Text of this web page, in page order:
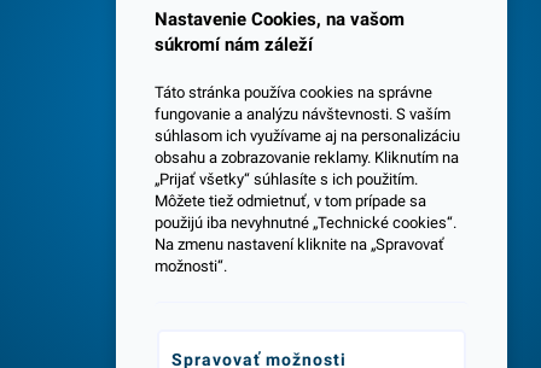
Spokojných 3600 zákazníkov
Centrála a predajňa v Senci
Nastavenie Cookies, na vašom
súkromí nám záleží
Táto stránka používa cookies na správne
fungovanie a analýzu návštevnosti. S vaším
súhlasom ich využívame aj na personalizáciu
obsahu a zobrazovanie reklamy. Kliknutím na
„Prijať všetky“ súhlasíte s ich použitím.
Môžete tiež odmietnuť, v tom prípade sa
použijú iba nevyhnutné „Technické cookies“.
Na zmenu nastavení kliknite na „Spravovať
možnosti“.
Spravovať možnosti